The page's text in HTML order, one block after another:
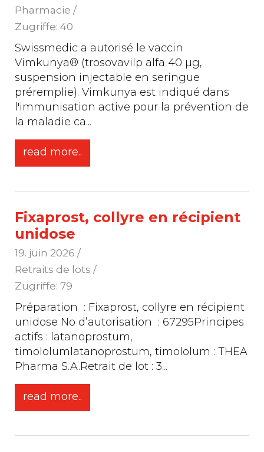
Pharmacie /
Zugriffe: 40
Swissmedic a autorisé le vaccin
Vimkunya® (trosovavilp alfa 40 µg,
suspension injectable en seringue
préremplie). Vimkunya est indiqué dans
l'immunisation active pour la prévention de
la maladie ca...
read more..
Fixaprost, collyre en récipient
unidose
19. juin 2026 /
Retraits de lots /
Zugriffe: 79
Préparation : Fixaprost, collyre en récipient
unidose No d’autorisation : 67295Principes
actifs : latanoprostum,
timololumlatanoprostum, timololum : THEA
Pharma S.A.Retrait de lot : 3...
read more..